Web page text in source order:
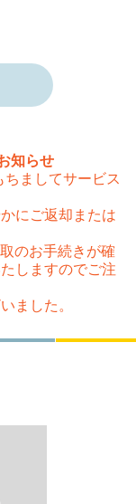
知らせ
ちましてサービス
にご返却または
のお手続きが確
しますのでご注
ました。